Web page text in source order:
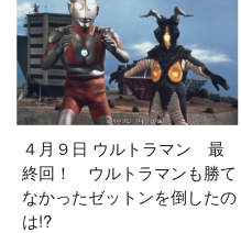
４月９日 ウルトラマン 最
終回！ ウルトラマンも勝て
なかったゼットンを倒したの
は!?